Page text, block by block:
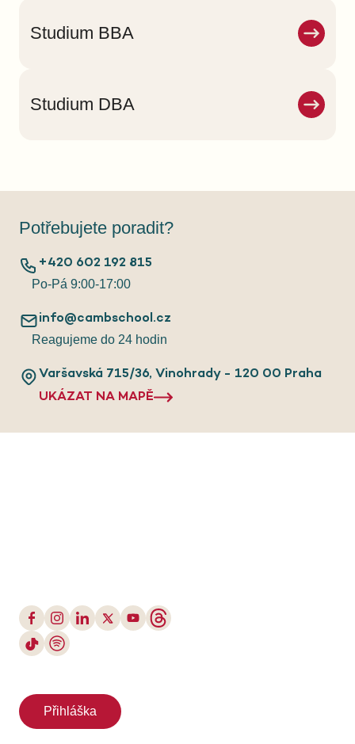
Studium BBA
Studium DBA
Potřebujete poradit?
+420 602 192 815
Po-Pá 9:00-17:00
info@cambschool.cz
Reagujeme do 24 hodin
Varšavská 715/36, Vinohrady - 120 00 Praha
UKÁZAT NA MAPĚ
Přihláška